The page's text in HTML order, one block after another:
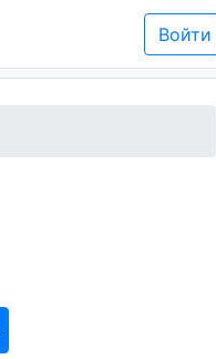
Войти